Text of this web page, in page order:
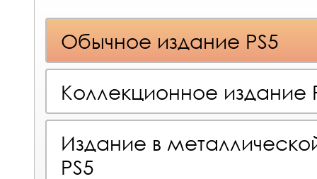
Обычное издание PS5
Коллекционное издание
Издание в
PS5